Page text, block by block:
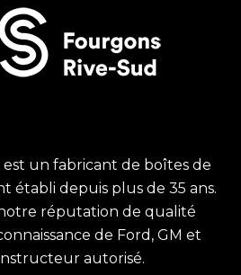
un fabricant de boîtes de
établi depuis plus de 35 ans.
réputation de qualité
de Ford, GM et
autorisé.